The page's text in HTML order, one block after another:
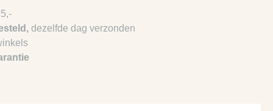
dezelfde dag verzonden